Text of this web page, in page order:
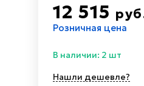
12 515
Розничная цена
В наличии: 2 шт
Нашли дешевле?